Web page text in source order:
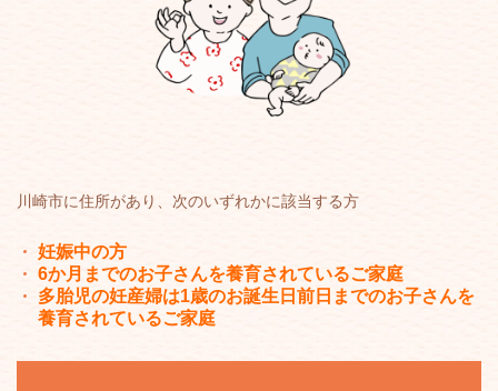
川崎市に住所があり、次のいずれかに該当する方
妊娠中の方
6か月までのお子さんを養育されているご家庭
多胎児の妊産婦は1歳のお誕生日前日までのお子さんを
養育されているご家庭